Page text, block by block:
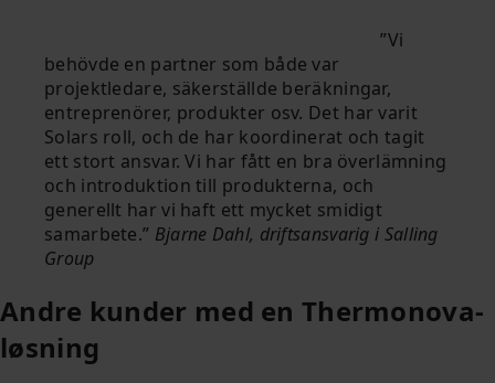
Vi
behövde en partner som både var
projektledare, säkerställde beräkningar,
entreprenörer, produkter osv. Det har varit
Solars roll, och de har koordinerat och tagit
ett stort ansvar. Vi har fått en bra överlämning
och introduktion till produkterna, och
generellt har vi haft ett mycket smidigt
samarbete. Bjarne Dahl, driftsansvarig i Salling
Group
Andre kunder med en Thermonova-
løsning